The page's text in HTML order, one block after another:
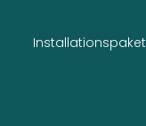
Installationspaket